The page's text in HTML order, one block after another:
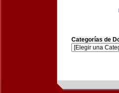
Categorías de